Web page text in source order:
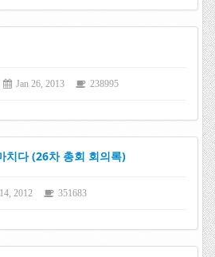
Jan 26, 2013 238995
치다 (26차 총회 회의록)
2012 351683